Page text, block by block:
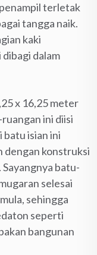
terletak
tangga naik.
kaki
dalam
x 16,25 meter
ini diisi
batu isian ini
dengan konstruksi
batu-
selesai
sehingga
seperti
bangunan